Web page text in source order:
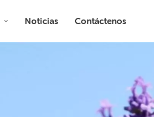
Noticias Contáctenos